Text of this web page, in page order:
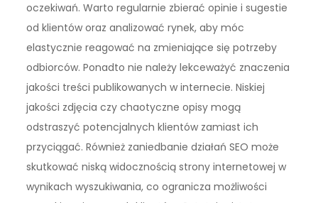
oczekiwań. Warto regularnie zbierać opinie i sugestie
od klientów oraz analizować rynek, aby móc
elastycznie reagować na zmieniające się potrzeby
odbiorców. Ponadto nie należy lekceważyć znaczenia
jakości treści publikowanych w internecie. Niskiej
jakości zdjęcia czy chaotyczne opisy mogą
odstraszyć potencjalnych klientów zamiast ich
przyciągać. Również zaniedbanie działań SEO może
skutkować niską widocznością strony internetowej w
wynikach wyszukiwania, co ogranicza możliwości